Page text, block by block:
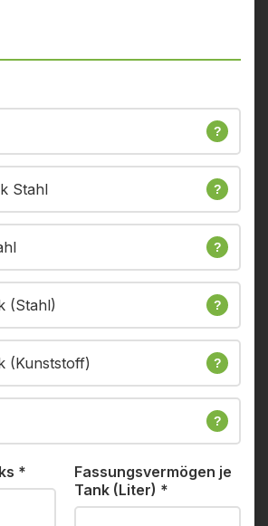
?
Stahl ?
?
(Stahl) ?
(Kunststoff) ?
?
*
Fassungsvermögen je
Tank (Liter) *